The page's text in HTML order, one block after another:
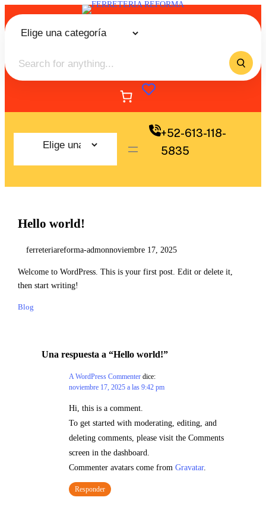
+52-613-118-
5835
Hello world!
ferreteriareforma-admonnoviembre 17, 2025
Welcome to WordPress. This is your first post. Edit or delete it,
then start writing!
Blog
Una respuesta a “Hello world!”
A WordPress Commenter dice:
noviembre 17, 2025 a las 9:42 pm
Hi, this is a comment.
To get started with moderating, editing, and
deleting comments, please visit the Comments
screen in the dashboard.
Commenter avatars come from Gravatar.
Responder